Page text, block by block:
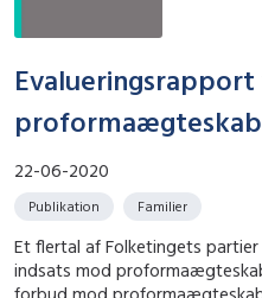
22-06-2020
Publikation Familier
Et flertal af Folketingets
indsats mod